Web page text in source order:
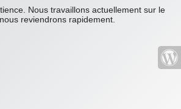
Nous travaillons actuellement sur le
reviendrons rapidement.